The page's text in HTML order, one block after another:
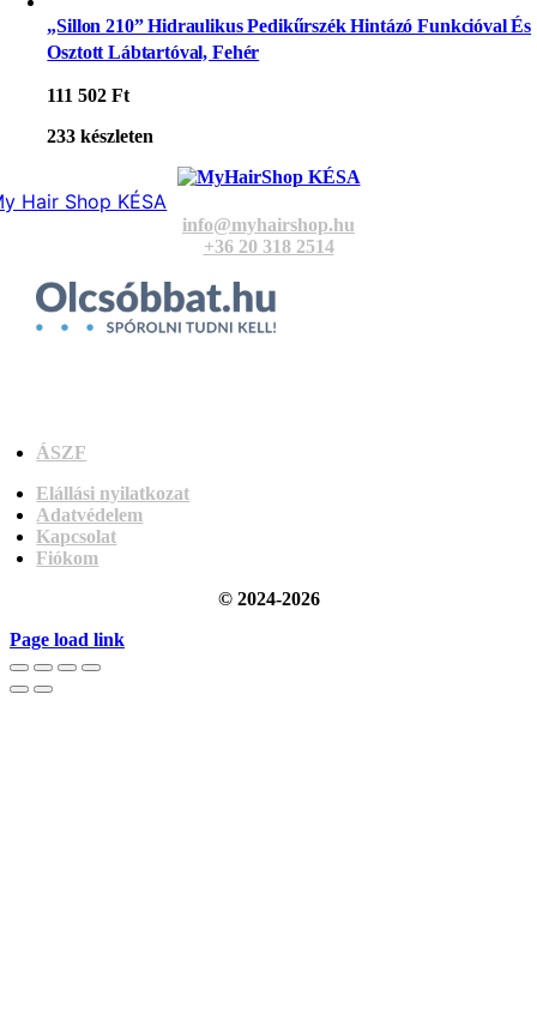
„Sillon 210” Hidraulikus Pedikűrszék Hintázó Funkcióval És
Osztott Lábtartóval, Fehér
111 502Ft
233 készleten
Hair Shop KÉSA
info@myhairshop.hu
+36 20 318 2514
ÁSZF
Elállási nyilatkozat
Adatvédelem
Kapcsolat
Fiókom
© 2024-2026
Page load link